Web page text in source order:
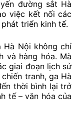
đường sắt Hà
việc kết nối các
triển kinh tế.
Hà Nội không chỉ
và hàng hóa. Mà
giai đoạn lịch sử
tranh, ga Hà
thời bình lại trở
tế – văn hóa của